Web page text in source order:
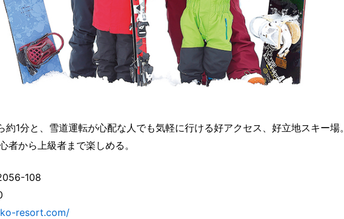
約1分と、雪道運転が心配な人でも気軽に行ける好アクセス、好立地スキー場。
者から上級者まで楽しめる。
108
resort.com/